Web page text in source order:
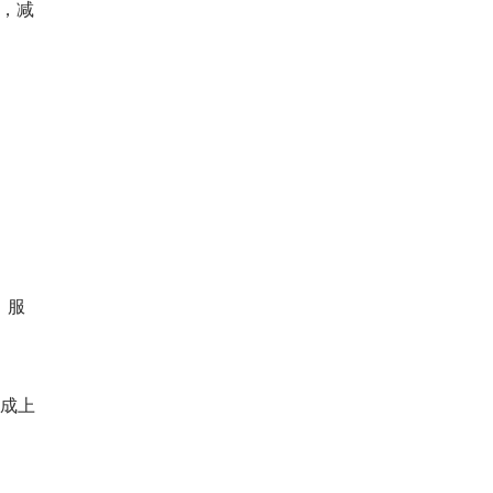
减
服
上